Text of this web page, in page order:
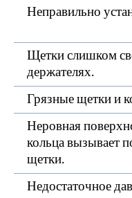
Неправильно
Щетки слишком
держателях.
Грязные щетки и
Неровная
кольца вызывает
щетки.
Недостаточное